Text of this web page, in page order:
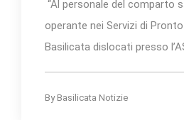
“Al personale del comparto
operante nei Servizi di
Basilicata dislocati presso
By Basilicata Notizie